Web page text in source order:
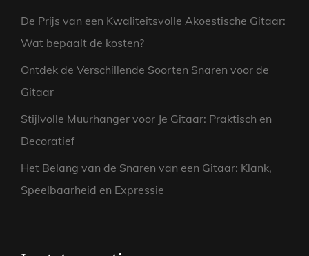
De Prijs van een Kwaliteitsvolle Akoestische Gitaar:
Wat bepaalt de kosten?
Ontdek de Verschillende Soorten Snaren voor de
Gitaar
Stijlvolle Muurhanger voor Je Gitaar: Praktisch en
Decoratief
Het Belang van de Snaren van een Gitaar: Klank,
Speelbaarheid en Expressie